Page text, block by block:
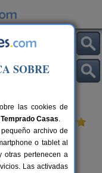
SOBRE
las cookies de
Casas.
archivo de
o tablet al
otras pertenecen a
Las activadas